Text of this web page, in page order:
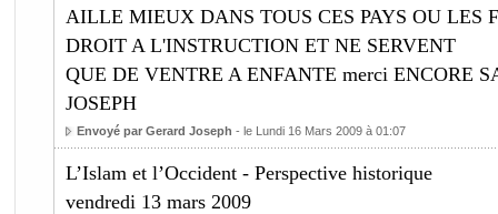
AILLE MIEUX DANS TOUS CES PAYS OU LES
DROIT A L'INSTRUCTION ET NE SERVENT
QUE DE VENTRE A ENFANTE merci ENCORE
JOSEPH
Envoyé par Gerard Joseph - le Lundi 16 Mars 2009 à 01:07
L’Islam et l’Occident - Perspective historique
vendredi 13 mars 2009